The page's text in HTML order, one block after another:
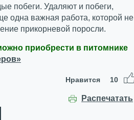
побеги. Удаляют и побеги,
одна важная работа, которой не
прикорневой поросли.
приобрести в питомнике
Нравится 10
Распечатать